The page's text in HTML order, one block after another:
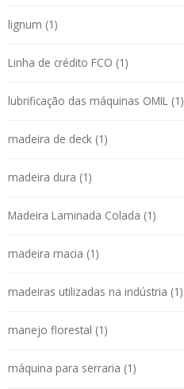
lignum (1)
Linha de crédito FCO (1)
lubrificação das máquinas OMIL (1)
madeira de deck (1)
madeira dura (1)
Madeira Laminada Colada (1)
madeira macia (1)
madeiras utilizadas na indústria (1)
manejo florestal (1)
máquina para serraria (1)